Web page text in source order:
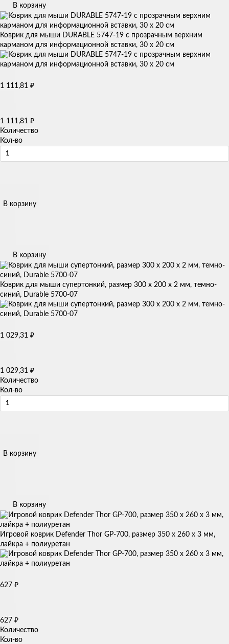
В корзину
Коврик для мыши DURABLE 5747-19 с прозрачным верхним
карманом для информационной вставки, 30 х 20 см
1 111,81 ₽
1 111,81 ₽
Количество
Кол-во
В корзину
В корзину
Коврик для мыши cупертонкий, размер 300 х 200 х 2 мм, темно-
синий, Durable 5700-07
1 029,31 ₽
1 029,31 ₽
Количество
Кол-во
В корзину
В корзину
Игровой коврик Defender Thor GP-700, размер 350 x 260 x 3 мм,
лайкра + полиуретан
627 ₽
627 ₽
Количество
Кол-во